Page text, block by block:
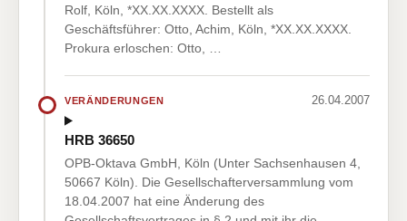
Rolf, Köln, *XX.XX.XXXX. Bestellt als
Geschäftsführer: Otto, Achim, Köln, *XX.XX.XXXX.
Prokura erloschen: Otto, …
VERÄNDERUNGEN 26.04.2007
HRB 36650
OPB-Oktava GmbH, Köln (Unter Sachsenhausen 4,
50667 Köln). Die Gesellschafterversammlung vom
18.04.2007 hat eine Änderung des